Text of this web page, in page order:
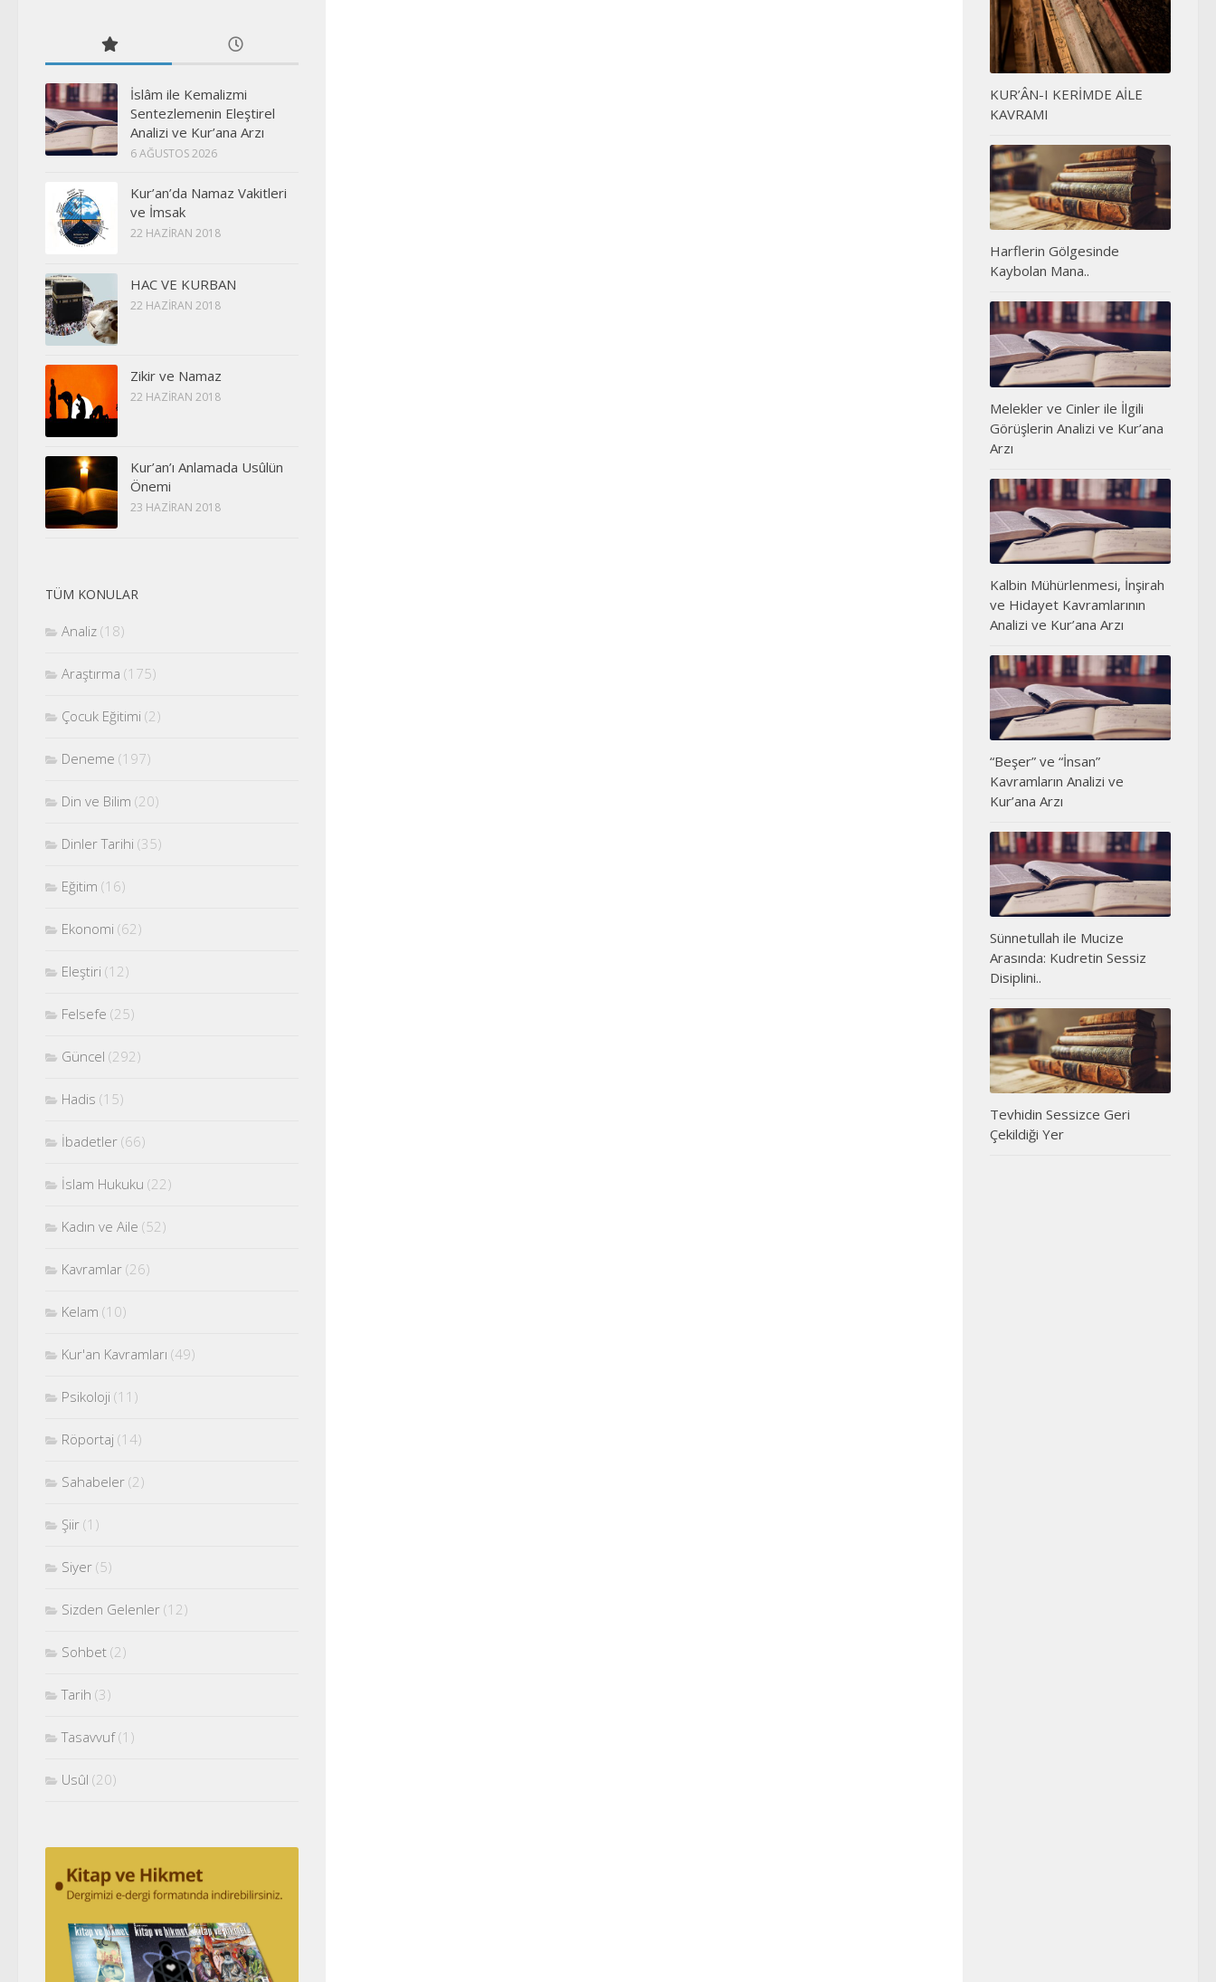
İslâm ile Kemalizmi
Sentezlemenin Eleştirel
Analizi ve Kur’ana Arzı
6 AĞUSTOS 2026
Kur’an’da Namaz Vakitleri
ve İmsak
22 HAZIRAN 2018
HAC VE KURBAN
22 HAZIRAN 2018
Zikir ve Namaz
22 HAZIRAN 2018
Kur’an’ı Anlamada Usûlün
Önemi
23 HAZIRAN 2018
TÜM KONULAR
Analiz (18)
Araştırma (175)
Çocuk Eğitimi (2)
Deneme (197)
Din ve Bilim (20)
Dinler Tarihi (35)
Eğitim (16)
Ekonomi (62)
Eleştiri (12)
Felsefe (25)
Güncel (292)
Hadis (15)
İbadetler (66)
İslam Hukuku (22)
Kadın ve Aile (52)
Kavramlar (26)
Kelam (10)
Kur'an Kavramları (49)
Psikoloji (11)
Röportaj (14)
Sahabeler (2)
Şiir (1)
Siyer (5)
Sizden Gelenler (12)
Sohbet (2)
Tarih (3)
Tasavvuf(1)
Usûl (20)
KUR’ÂN-I KERİMDE AİLE
KAVRAMI
Harflerin Gölgesinde
Kaybolan Mana..
Melekler ve Cinler ile İlgili
Görüşlerin Analizi ve Kur’ana
Arzı
Kalbin Mühürlenmesi, İnşirah
ve Hidayet Kavramlarının
Analizi ve Kur’ana Arzı
“Beşer” ve “İnsan”
Kavramların Analizi ve
Kur’ana Arzı
Sünnetullah ile Mucize
Arasında: Kudretin Sessiz
Disiplini..
Tevhidin Sessizce Geri
Çekildiği Yer